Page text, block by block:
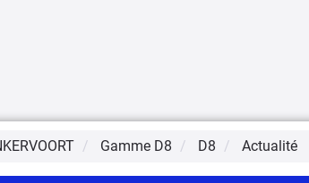
Gamme D8 D8 Actualité